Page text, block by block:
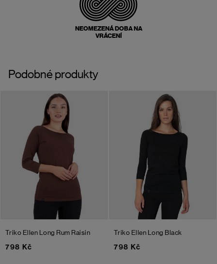
NEOMEZENÁ DOBA NA
VRÁCENÍ
Podobné produkty
Triko Ellen Long Rum Raisin
798 Kč
Triko Ellen Long Black
798 Kč